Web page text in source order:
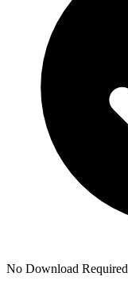
No Download Required